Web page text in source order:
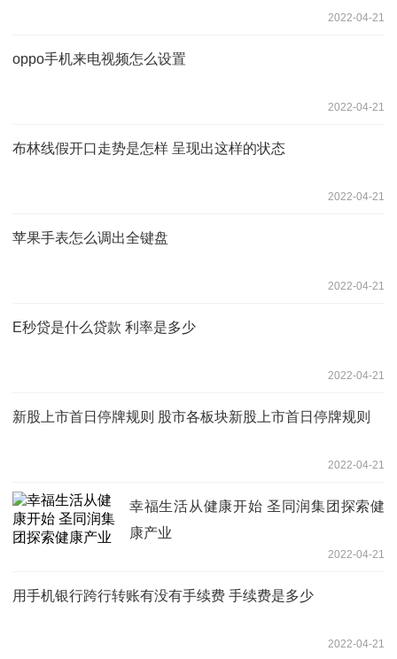
2022-04-21
oppo手机来电视频怎么设置
2022-04-21
布林线假开口走势是怎样 呈现出这样的状态
2022-04-21
苹果手表怎么调出全键盘
2022-04-21
E秒贷是什么贷款 利率是多少
2022-04-21
新股上市首日停牌规则 股市各板块新股上市首日停牌规则
2022-04-21
幸福生活从健康开始 圣同润集团探索健
康产业
2022-04-21
用手机银行跨行转账有没有手续费 手续费是多少
2022-04-21